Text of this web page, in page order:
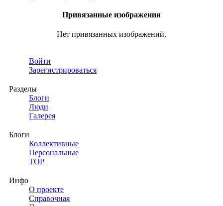
Привязанные изображения
Нет привязанных изображений.
Войти
Зарегистрироваться
Разделы
Блоги
Люди
Галерея
Блоги
Коллективные
Персональные
TOP
Инфо
О проекте
Справочная